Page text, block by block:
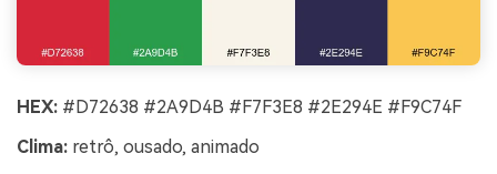
HEX: #D72638 #2A9D4B #F7F3E8 #2E294E #F9C74F
Clima: retrô, ousado, animado